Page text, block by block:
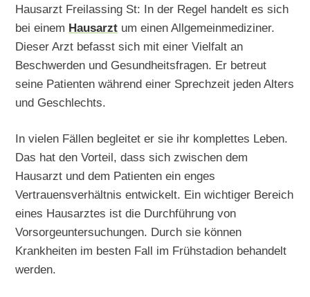
Hausarzt Freilassing St: In der Regel handelt es sich
bei einem Hausarzt um einen Allgemeinmediziner.
Dieser Arzt befasst sich mit einer Vielfalt an
Beschwerden und Gesundheitsfragen. Er betreut
seine Patienten während einer Sprechzeit jeden Alters
und Geschlechts.
In vielen Fällen begleitet er sie ihr komplettes Leben.
Das hat den Vorteil, dass sich zwischen dem
Hausarzt und dem Patienten ein enges
Vertrauensverhältnis entwickelt. Ein wichtiger Bereich
eines Hausarztes ist die Durchführung von
Vorsorgeuntersuchungen. Durch sie können
Krankheiten im besten Fall im Frühstadion behandelt
werden.